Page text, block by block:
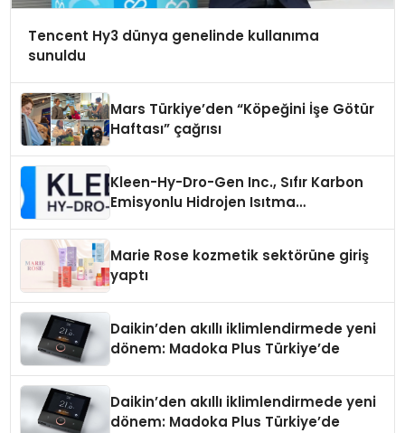
Tencent Hy3 dünya genelinde kullanıma
sunuldu
Mars Türkiye’den “Köpeğini İşe Götür
Haftası” çağrısı
Kleen-Hy-Dro-Gen Inc., Sıfır Karbon
Emisyonlu Hidrojen Isıtma
Marie Rose kozmetik sektörüne giriş
yaptı
Daikin’den akıllı iklimlendirmede yeni
dönem: Madoka Plus Türkiye’de
Daikin’den akıllı iklimlendirmede yeni
dönem: Madoka Plus Türkiye’de